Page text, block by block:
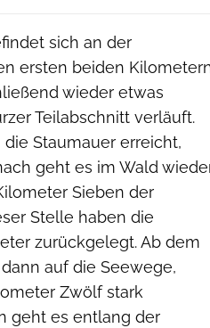
sich an der
ersten beiden
wieder etwas
Teilabschnitt verläuft.
Staumauer erreicht,
geht es im Wald
Sieben der
Stelle haben die
zurückgelegt. Ab dem
auf die Seewege,
Zwölf stark
geht es entlang der